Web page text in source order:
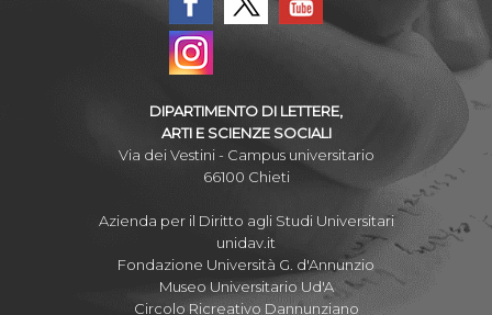
DIPARTIMENTO DI LETTERE,
ARTI E SCIENZE SOCIALI
Via dei Vestini - Campus universitario
66100 Chieti
Azienda per il Diritto agli Studi Universitari
unidav.it
Fondazione Università G. d'Annunzio
Museo Universitario Ud'A
Circolo Ricreativo Dannunziano